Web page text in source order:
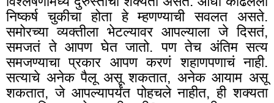
निष्कर्ष चुकीचा होता हे म्हणण्याची सवलत असते.
समोरच्या व्यक्तीला भेटल्यावर आपल्याला जे दिसतं,
समजतं ते आपण घेत जातो. पण तेच अंतिम सत्य
समजण्याचा प्रकार आपण करणं शहाणपणाचं नाही.
सत्याचे अनेक पैलू असू शकतात, अनेक आयाम असू
शकतात, जे आपल्यापर्यंत पोहचले नाहीत, ही शक्यता